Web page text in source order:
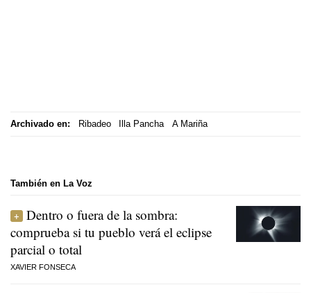
Archivado en: Ribadeo Illa Pancha A Mariña
También en La Voz
Dentro o fuera de la sombra:
comprueba si tu pueblo verá el eclipse
parcial o total
XAVIER FONSECA